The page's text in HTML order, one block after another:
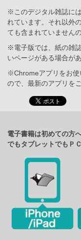
※このデジタル雑誌に
れています。それ以外
ても含まれていません
※電子版では、紙の雑
いページがある場合があ
※Chromeアプリをお使
ので、最新のアプリを
電子書籍は初めての方
でもタブレットでもＰ